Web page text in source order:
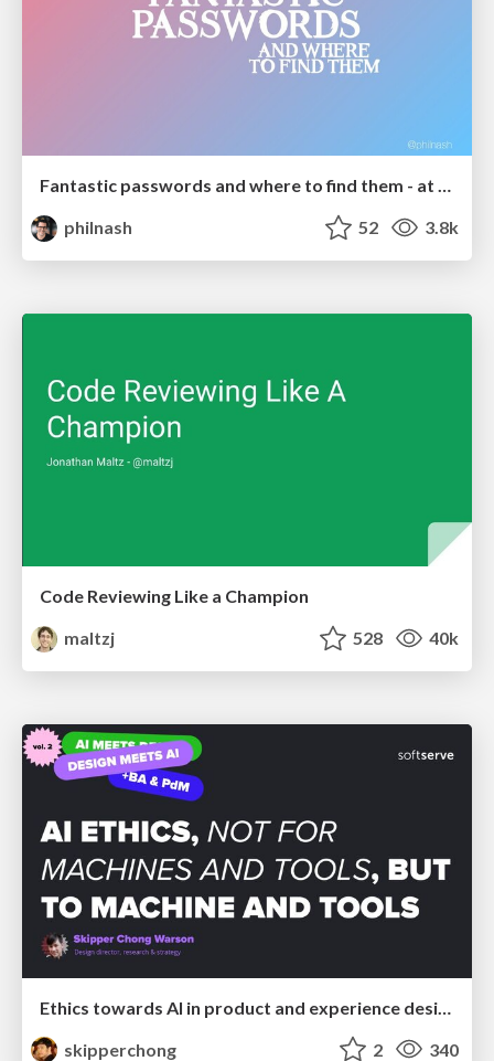
philnash
52 3.8k
Code Reviewing Like a Champion
maltzj
528 40k
skipperchong
2 340